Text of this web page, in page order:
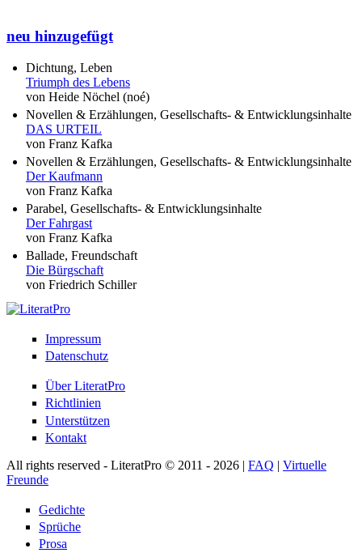
neu hinzugefügt
Dichtung, Leben
Triumph des Lebens
von Heide Nöchel (noé)
Novellen & Erzählungen, Gesellschafts- & Entwicklungsinhalte
DAS URTEIL
von Franz Kafka
Novellen & Erzählungen, Gesellschafts- & Entwicklungsinhalte
Der Kaufmann
von Franz Kafka
Parabel, Gesellschafts- & Entwicklungsinhalte
Der Fahrgast
von Franz Kafka
Ballade, Freundschaft
Die Bürgschaft
von Friedrich Schiller
Impressum
Datenschutz
Über LiteratPro
Richtlinien
Unterstützen
Kontakt
All rights reserved - LiteratPro © 2011 - 2026 | FAQ | Virtuelle
Freunde
Gedichte
Sprüche
Prosa